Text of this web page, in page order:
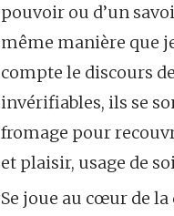
pouvoir ou d’un
même manière que
compte le discours
invérifiables, ils se
fromage pour
et plaisir, usage de
Se joue au cœur de